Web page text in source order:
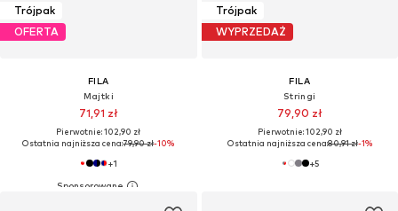
Trójpak
OFERTA
FILA
Majtki
71,91 zł
Pierwotnie: 102,90 zł
Ostatnia najniższa cena:79,90 zł-10%
+1
Trójpak
WYPRZEDAŻ
FILA
Stringi
79,90 zł
Pierwotnie: 102,90 zł
Ostatnia najniższa cena:80,91 zł-1%
+5